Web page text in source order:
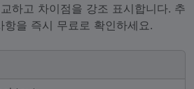
하고 차이점을 강조 표시합니다. 추
항을 즉시 무료로 확인하세요.